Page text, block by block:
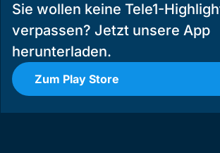
Sie wollen keine Tele1-
verpassen? Jetzt unsere App
herunterladen.
Zum Play Store